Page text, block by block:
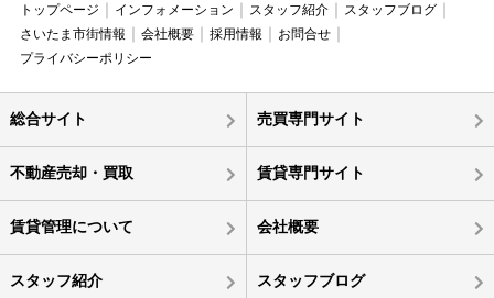
トップページ インフォメーション スタッフ紹介
スタッフブログ
さいたま市街情報
会社概要 採用情報
お問合せ
プライバシーポリシー
総合サイト 売買専門サイト
不動産売却・買取 賃貸専門サイト
賃貸管理について 会社概要
スタッフ紹介 スタッフブログ